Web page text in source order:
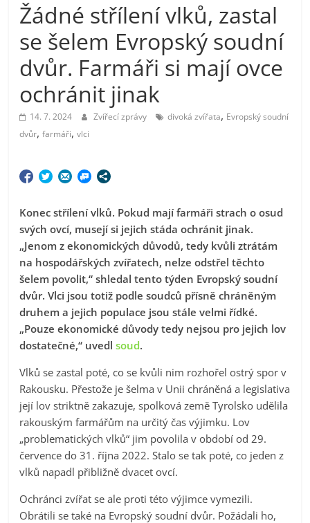
Žádné střílení vlků, zastal
se šelem Evropský soudní
dvůr. Farmáři si mají ovce
ochránit jinak
14. 7. 2024 Zvířecí zprávy divoká zvířata, Evropský soudní
dvůr,farmáři,vlci
Konec střílení vlků. Pokud mají farmáři strach o osud
svých ovcí, musejí si jejich stáda ochránit jinak.
„Jenom z ekonomických důvodů, tedy kvůli ztrátám
na hospodářských zvířatech, nelze odstřel těchto
šelem povolit,“ shledal tento týden Evropský soudní
dvůr. Vlci jsou totiž podle soudců přísně chráněným
druhem a jejich populace jsou stále velmi řídké.
„Pouze ekonomické důvody tedy nejsou pro jejich lov
dostatečné,“ uvedlsoud.
Vlků se zastal poté, co se kvůli nim rozhořel ostrý spor v
Rakousku. Přestože je šelma v Unii chráněná a legislativa
její lov striktně zakazuje, spolková země Tyrolsko udělila
rakouským farmářům na určitý čas výjimku. Lov
„problematických vlků“ jim povolila v období od 29.
července do 31. října 2022. Stalo se tak poté, co jeden z
vlků napadl přibližně dvacet ovcí.
Ochránci zvířat se ale proti této výjimce vymezili.
Obrátili se také na Evropský soudní dvůr. Požádali ho,